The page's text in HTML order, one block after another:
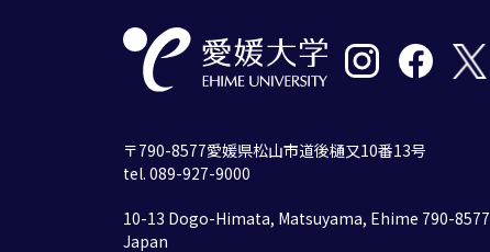
〒790-8577愛媛県松山市道後樋又10番13号
tel. 089-927-9000
10-13 Dogo-Himata, Matsuyama, Ehime 790-8577
Japan